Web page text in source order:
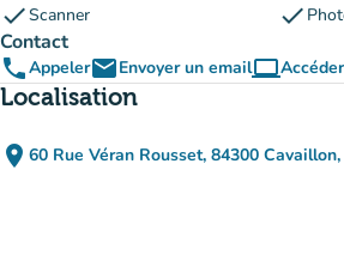
checkScanner check
Contact
phoneAppeleremailEnvoyer un emailcomputer
Localisation
place 60 Rue Véran Rousset, 84300 Cavaillon,
(ouvrir dans
(nouvel onglet)